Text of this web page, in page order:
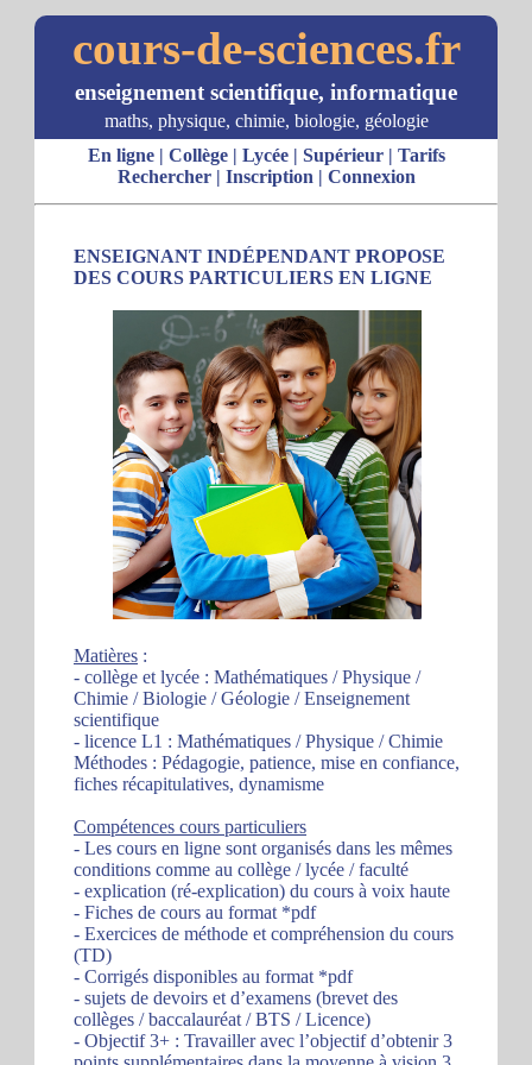
cours-de-sciences.fr
enseignement scientifique, informatique
maths, physique, chimie, biologie, géologie
En ligne| Collège| Lycée| Supérieur| Tarifs
Rechercher| Inscription | Connexion
ENSEIGNANT INDÉPENDANT PROPOSE
DES COURS PARTICULIERS EN LIGNE
Matières :
- collège et lycée : Mathématiques / Physique /
Chimie / Biologie / Géologie / Enseignement
scientifique
- licence L1 : Mathématiques / Physique / Chimie
Méthodes : Pédagogie, patience, mise en confiance,
fiches récapitulatives, dynamisme
Compétences cours particuliers
- Les cours en ligne sont organisés dans les mêmes
conditions comme au collège / lycée / faculté
- explication (ré-explication) du cours à voix haute
- Fiches de cours au format *pdf
- Exercices de méthode et compréhension du cours
(TD)
- Corrigés disponibles au format *pdf
- sujets de devoirs et d’examens (brevet des
collèges / baccalauréat / BTS / Licence)
- Objectif 3+ : Travailler avec l’objectif d’obtenir 3